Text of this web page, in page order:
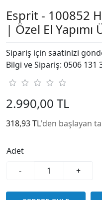
Esprit - 100852
| Özel El Yapımı
Sipariş için saatinizi
Bilgi ve Sipariş: 0506 131
2.990,00 TL
318,93 TL'den başlayan
Adet
-
+